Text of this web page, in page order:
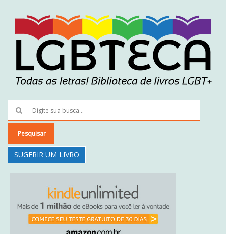
Pesquisar
SUGERIR UM LIVRO